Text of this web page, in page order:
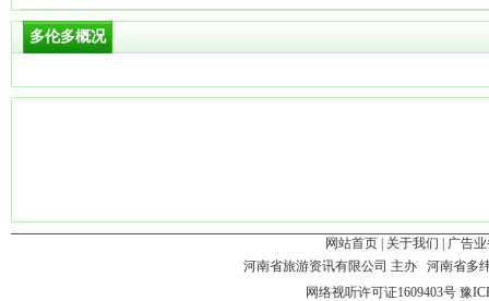
多伦多概况
网站首页 关于我们
广告
河南省旅游资讯有限公司 主办 河南省多
网络视听许可证1609403号豫